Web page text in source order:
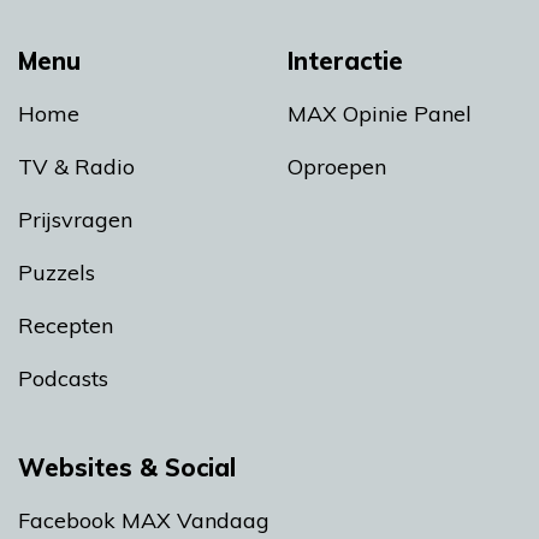
Menu
Home
TV & Radio
Prijsvragen
Puzzels
Recepten
Podcasts
Interactie
MAX Opinie Panel
Oproepen
Websites & Social
Facebook MAX Vandaag